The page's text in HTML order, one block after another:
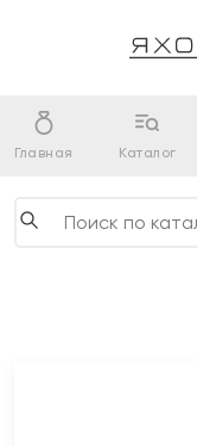
Главная Каталог